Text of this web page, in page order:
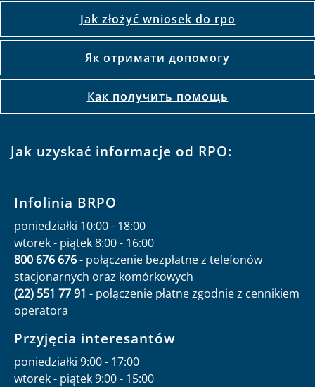
Jak złożyć wniosek do rpo
Як отримати допомогу
Как получить помощь
Jak uzyskać informacje od RPO:
Infolinia BRPO
poniedziałki 10:00 - 18:00
wtorek - piątek 8:00 - 16:00
800 676 676- połączenie bezpłatne z telefonów
stacjonarnych oraz komórkowych
(22) 551 77 91 - połączenie płatne zgodnie z cennikiem
operatora
Przyjęcia interesantów
poniedziałki 9:00 - 17:00
wtorek - piątek 9:00 - 15:00